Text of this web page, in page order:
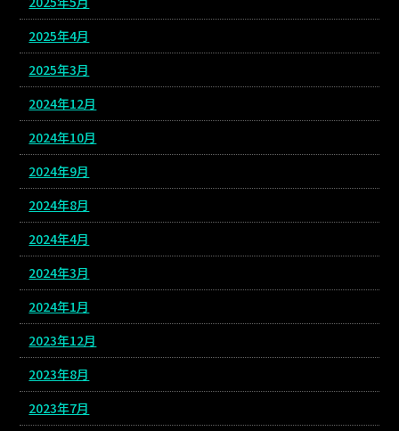
2025年4月
2025年3月
2024年12月
2024年10月
2024年9月
2024年8月
2024年4月
2024年3月
2024年1月
2023年12月
2023年8月
2023年7月